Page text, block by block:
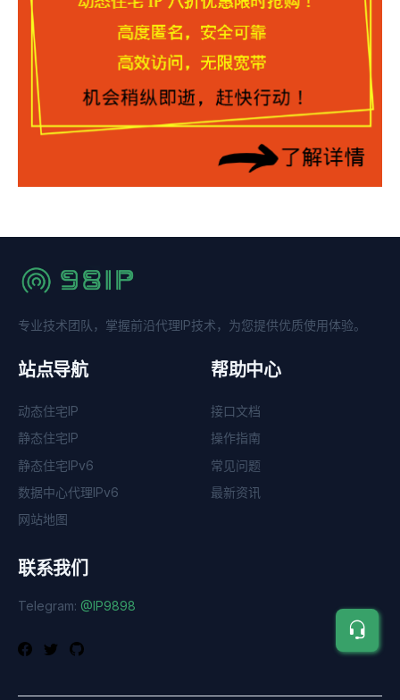
专业技术团队，掌握前沿代理IP技术，为您提供优质使用体验。
站点导航
动态住宅IP
静态住宅IP
静态住宅IPv6
数据中心代理IPv6
网站地图
帮助中心
接口文档
操作指南
常见问题
最新资讯
联系我们
Telegram: @IP9898